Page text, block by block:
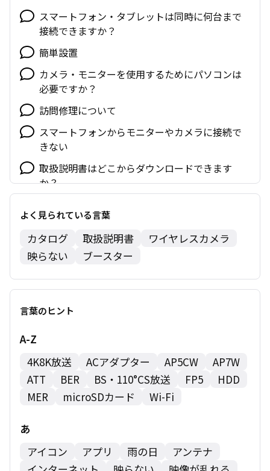
スマートフォン・タブレットは同時に何台まで
接続できますか？
簡単設置
カメラ・モニターを使用するためにパソコンは
必要ですか？
訪問修理について
スマートフォンからモニターやカメラに接続で
きない
取扱説明書はどこからダウンロードできます
か？
よく見られている言葉
カタログ 取扱説明書
ワイヤレスカメラ
映らない
ブースター
言葉のヒント
A-Z
4K8K放送
ACアダプター AP5CW
AP7W
ATT
BER BS・110°CS放送 FP5
HDD
MER
microSDカード Wi-Fi
あ
アイコン
アプリ 雨の日
アンテナ